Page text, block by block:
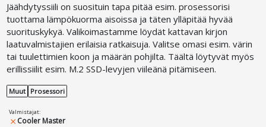
Jäähdytyssiili on suosituin tapa pitää esim. prosessorisi
tuottama lämpökuorma aisoissa ja täten ylläpitää hyvää
suorituskykyä. Valikoimastamme löydät kattavan kirjon
laatuvalmistajien erilaisia ratkaisuja. Valitse omasi esim. värin
tai tuulettimien koon ja määrän pohjilta. Täältä löytyvät myös
erillissiilit esim. M.2 SSD-levyjen viileänä pitämiseen.
Muut Prosessori
Valmistajat:
close Cooler Master